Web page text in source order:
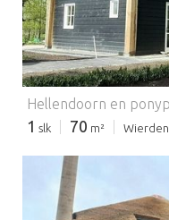
1 slk 70 m² Wierden